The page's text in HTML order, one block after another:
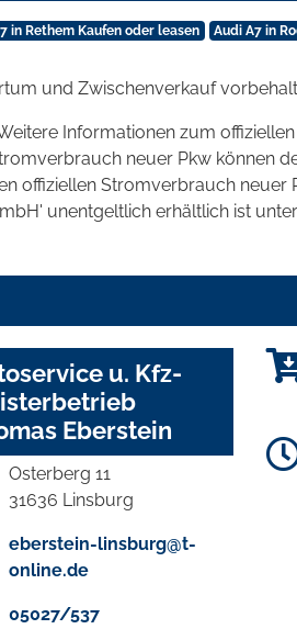
in Rethem Kaufen oder leasen Audi A7 in
und Zwischenverkauf
Informationen zum
neuer Pkw können
offiziellen Stromverbrauch neuer
unentgeltlich erhältlich ist
u. Kfz-
Eberstein
Osterberg 11
31636 Linsburg
eberstein-linsburg@t-
online.de
05027/537